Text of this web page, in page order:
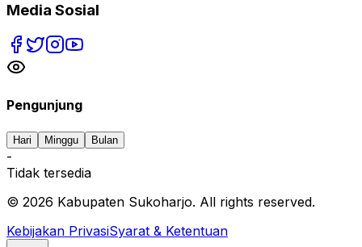
Media Sosial
Pengunjung
Hari Minggu Bulan
-
Tidak tersedia
© 2026 Kabupaten Sukoharjo. All rights reserved.
Kebijakan PrivasiSyarat & Ketentuan